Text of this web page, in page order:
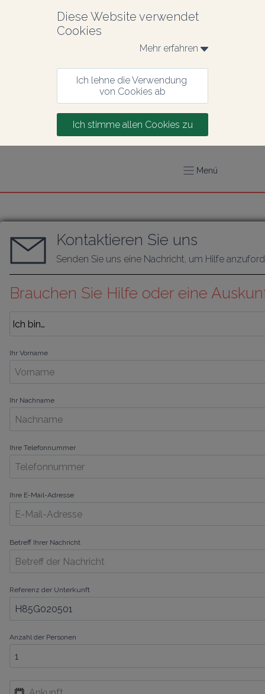
Diese Website verwendet
Cookies
Mehr erfahren
Ich lehne die Verwendung
von Cookies ab
Ich stimme allen Cookies zu
Menü
Kontaktieren Sie uns
Senden Sie uns eine Nachricht, um Hilfe
Brauchen Sie Hilfe oder eine
Ihr Vorname
Ihr Nachname
Ihre Telefonnummer
Ihre E-Mail-Adresse
Betreff Ihrer Nachricht
Referenz der Unterkunft
Anzahl der Personen